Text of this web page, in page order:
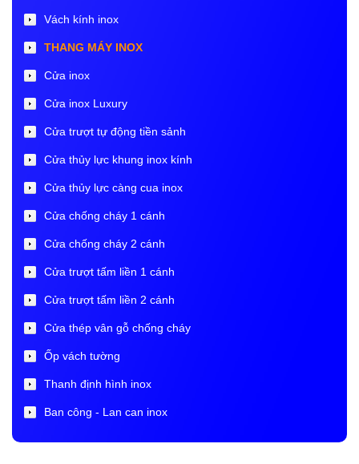
Vách kính inox
THANG MÁY INOX
Cửa inox
Cửa inox Luxury
Cửa trượt tự động tiền sảnh
Cửa thủy lực khung inox kính
Cửa thủy lực càng cua inox
Cửa chống cháy 1 cánh
Cửa chống cháy 2 cánh
Cửa trượt tấm liền 1 cánh
Cửa trượt tấm liền 2 cánh
Cửa thép vân gỗ chống cháy
Ốp vách tường
Thanh định hình inox
Ban công - Lan can inox